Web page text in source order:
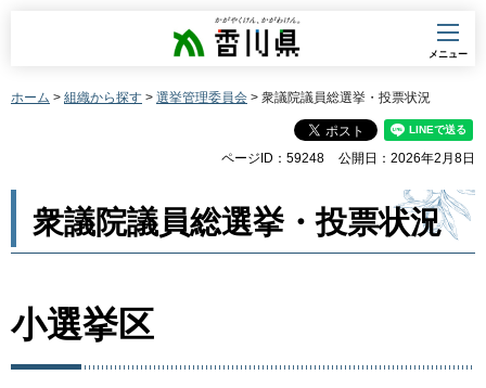
香川県
メニュー
ホーム > 組織から探す > 選挙管理委員会 > 衆議院議員総選挙・投票状況
ページID：59248 公開日：2026年2月8日
衆議院議員総選挙・投票状況
小選挙区